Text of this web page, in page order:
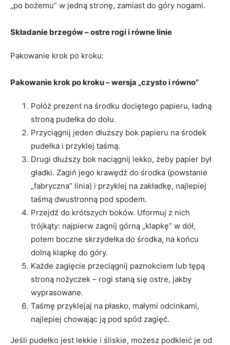
„po bożemu” w jedną stronę, zamiast do góry nogami.
Składanie brzegów – ostre rogi i równe linie
Pakowanie krok po kroku:
Pakowanie krok po kroku – wersja „czysto i równo”
Połóż prezent na środku dociętego papieru, ładną
stroną pudełka do dołu.
Przyciągnij jeden dłuższy bok papieru na środek
pudełka i przyklej taśmą.
Drugi dłuższy bok naciągnij lekko, żeby papier był
gładki. Zagiń jego krawędź do środka (powstanie
„fabryczna” linia) i przyklej na zakładkę, najlepiej
taśmą dwustronną pod spodem.
Przejdź do krótszych boków. Uformuj z nich
trójkąty: najpierw zagnij górną „klapkę” w dół,
potem boczne skrzydełka do środka, na końcu
dolną klapkę do góry.
Każde zagięcie przeciągnij paznokciem lub tępą
stroną nożyczek – rogi staną się ostre, jakby
wyprasowane.
Taśmę przyklejaj na płasko, małymi odcinkami,
najlepiej chowając ją pod spód zagięć.
Jeśli pudełko jest lekkie i śliskie, możesz podkleić je od